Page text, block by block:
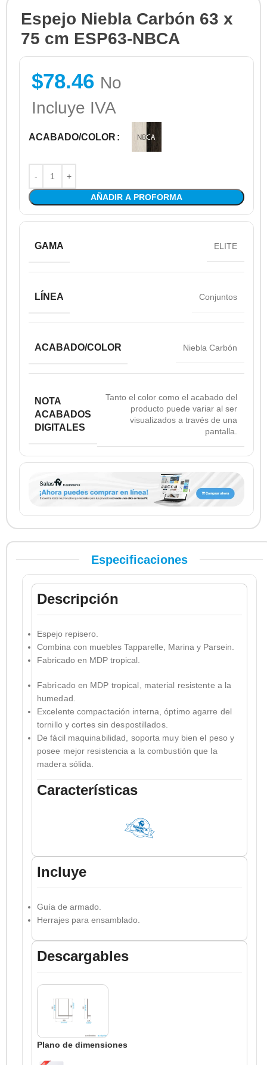
Espejo Niebla Carbón 63 x
75 cm ESP63-NBCA
$78.46 No
Incluye IVA
ACABADO/COLOR
AÑADIR A PROFORMA
GAMA ELITE
LÍNEA Conjuntos
ACABADO/COLOR Niebla Carbón
NOTA
ACABADOS
DIGITALES
Tanto el color como el acabado del
producto puede variar al ser
visualizados a través de una
pantalla.
Especificaciones
Descripción
Espejo repisero.
Combina con muebles Tapparelle, Marina y Parsein.
Fabricado en MDP tropical.
Fabricado en MDP tropical, material resistente a la
humedad.
Excelente compactación interna, óptimo agarre del
tornillo y cortes sin despostillados.
De fácil maquinabilidad, soporta muy bien el peso y
posee mejor resistencia a la combustión que la
madera sólida.
Características
Incluye
Guía de armado.
Herrajes para ensamblado.
Descargables
Plano de dimensiones